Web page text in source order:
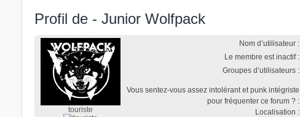
Profil de - Junior Wolfpack
touriste
Nom d’utilisateur :
Le membre est inactif :
Groupes d’utilisateurs :
Vous sentez-vous assez intolérant et punk intégriste
pour fréquenter ce forum ? :
Localisation :